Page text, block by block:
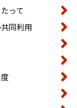
って
同利用